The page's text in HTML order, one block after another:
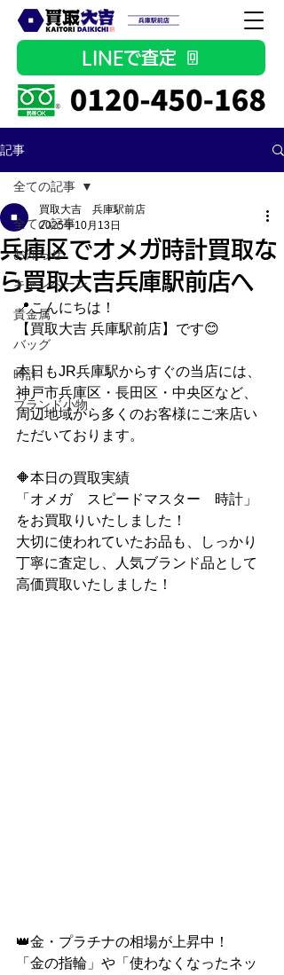
LINEで査定
記事
全ての記事
お知らせ
キャンペーン
貴金属
バッグ
時計
ブランド小物
全ての記事
兵庫区でオメガ時計買取な
ら買取大吉兵庫駅前店へ
買取大吉 兵庫駅前店
2025年10月13日
📍こんにちは！
【買取大吉 兵庫駅前店】です😊
本日もJR兵庫駅からすぐの当店には、
神戸市兵庫区・長田区・中央区など、
周辺地域から多くのお客様にご来店い
ただいております。
🔶本日の買取実績
「オメガ　スピードマスター　時計」
をお買取りいたしました！
大切に使われていたお品も、しっかり
丁寧に査定し、人気ブランド品として
高価買取いたしました！
👑金・プラチナの相場が上昇中！
「金の指輪」や「使わなくなったネッ